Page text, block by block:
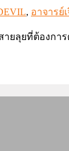
, อาจารย์
ยลุยที่ต้องกา